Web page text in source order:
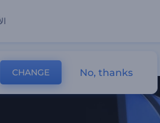
CHANGE No, thanks